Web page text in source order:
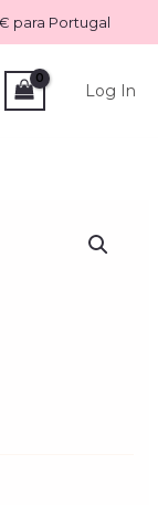
para Portugal
Log In